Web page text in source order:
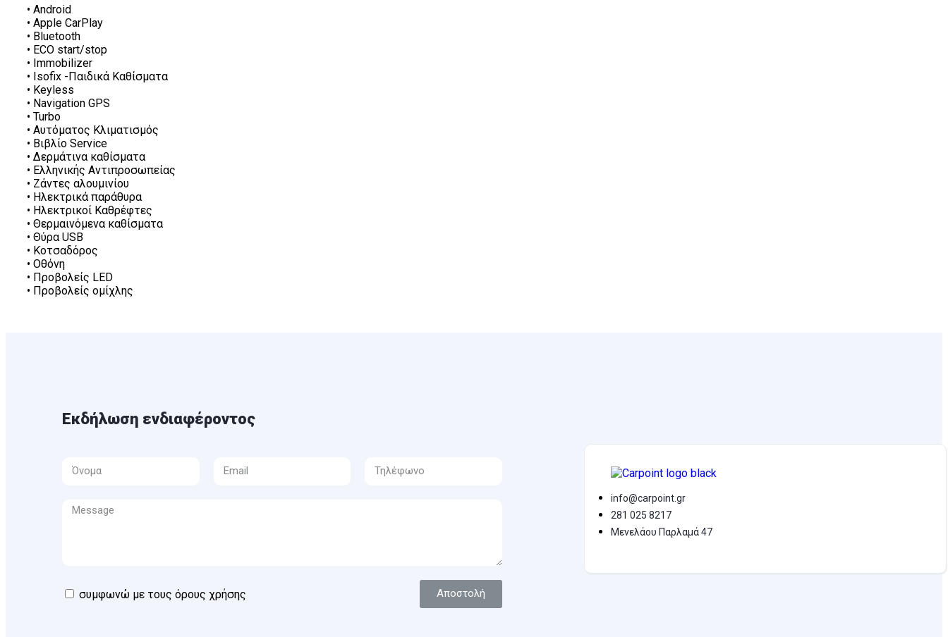
• Android
• Apple CarPlay
• Bluetooth
• ECO start/stop
• Immobilizer
• Isofix -Παιδικά Καθίσματα
• Keyless
• Navigation GPS
• Turbo
• Αυτόματος Κλιματισμός
• Βιβλίο Service
• Δερμάτινα καθίσματα
• Ελληνικής Αντιπροσωπείας
• Ζάντες αλουμινίου
• Ηλεκτρικά παράθυρα
• Ηλεκτρικοί Καθρέφτες
• Θερμαινόμενα καθίσματα
• Θύρα USB
• Κοτσαδόρος
• Οθόνη
• Προβολείς LED
• Προβολείς ομίχλης
Εκδήλωση ενδιαφέροντος
συμφωνώ με τους όρους χρήσης Αποστολή
info@carpoint.gr
281 025 8217
Μενελάου Παρλαμά 47